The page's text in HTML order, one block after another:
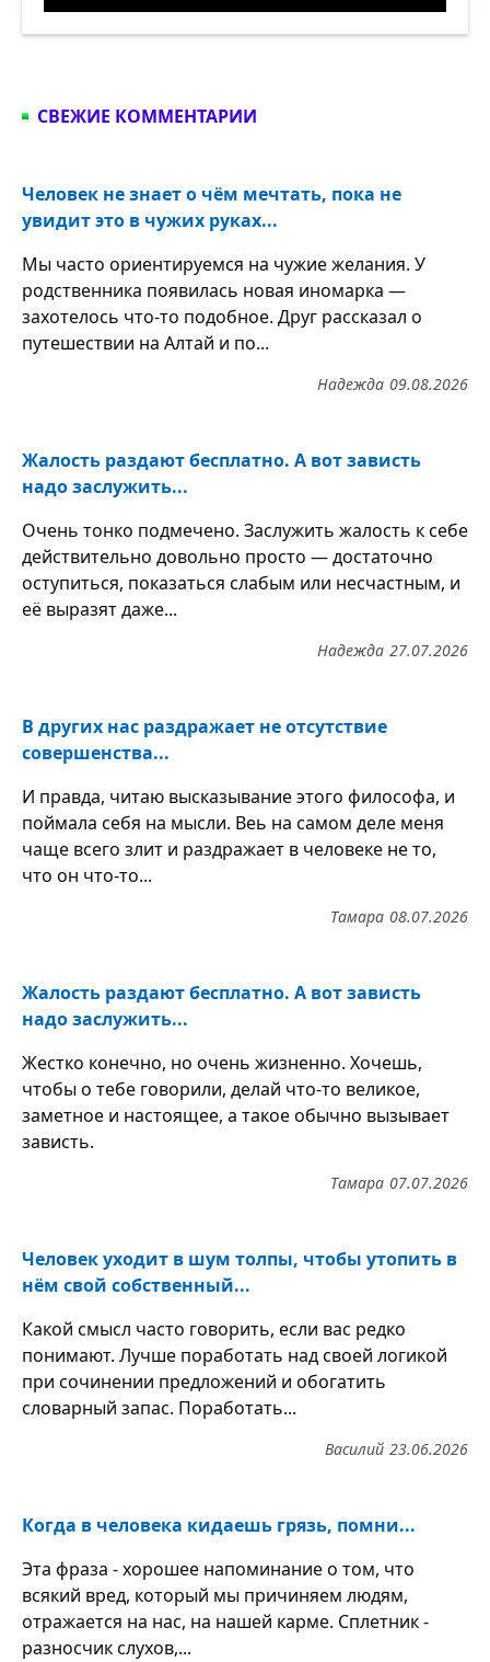
СВЕЖИЕ КОММЕНТАРИИ
Человек не знает о чём мечтать, пока не
увидит это в чужих руках...
Мы часто ориентируемся на чужие желания. У
родственника появилась новая иномарка —
захотелось что-то подобное. Друг рассказал о
путешествии на Алтай и по...
09.08.2026
Надежда
Жалость раздают бесплатно. А вот зависть
надо заслужить...
Очень тонко подмечено. Заслужить жалость к себе
действительно довольно просто — достаточно
оступиться, показаться слабым или несчастным, и
её выразят даже...
27.07.2026
Надежда
В других нас раздражает не отсутствие
совершенства...
И правда, читаю высказывание этого философа, и
поймала себя на мысли. Веь на самом деле меня
чаще всего злит и раздражает в человеке не то,
что он что-то...
08.07.2026
Тамара
Жалость раздают бесплатно. А вот зависть
надо заслужить...
Жестко конечно, но очень жизненно. Хочешь,
чтобы о тебе говорили, делай что-то великое,
заметное и настоящее, а такое обычно вызывает
зависть.
07.07.2026
Тамара
Человек уходит в шум толпы, чтобы утопить в
нём свой собственный...
Какой смысл часто говорить, если вас редко
понимают. Лучше поработать над своей логикой
при сочинении предложений и обогатить
словарный запас. Поработать...
23.06.2026
Василий
Когда в человека кидаешь грязь, помни...
Эта фраза - хорошее напоминание о том, что
всякий вред, который мы причиняем людям,
отражается на нас, на нашей карме. Сплетник -
разносчик слухов,...